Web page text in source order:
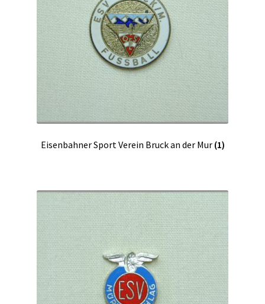
Eisenbahner Sport Verein Bruck an der Mur (1)